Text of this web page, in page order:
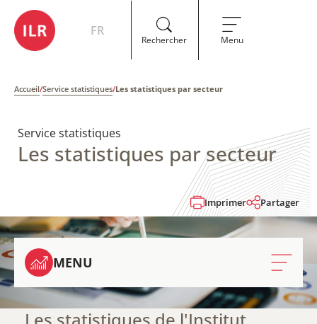
FR
Rechercher Menu
Accueil/Service statistiques/Les statistiques par secteur
Service statistiques
Les statistiques par secteur
Imprimer Partager
MENU